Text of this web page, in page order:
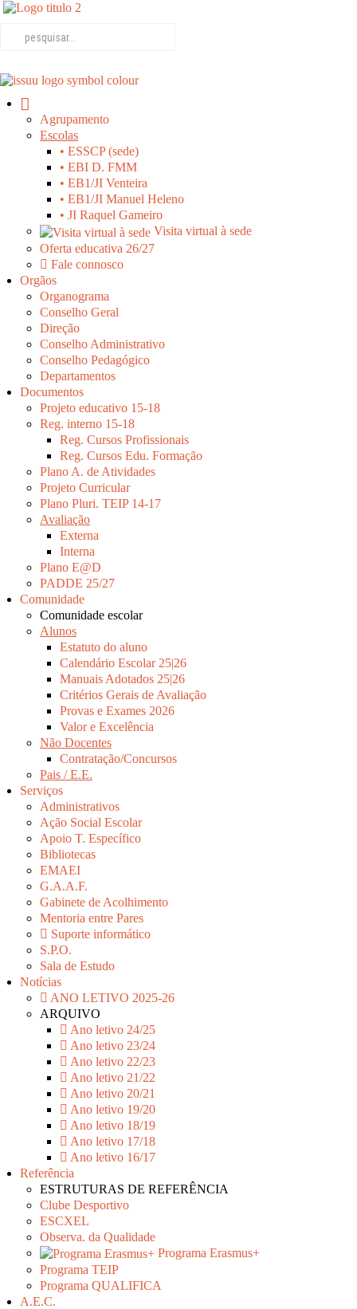
Agrupamento
Escolas
• ESSCP (sede)
• EBI D. FMM
• EB1/JI Venteira
• EB1/JI Manuel Heleno
• JI Raquel Gameiro
Visita virtual à sede
Oferta educativa 26/27
Fale connosco
Orgãos
Organograma
Conselho Geral
Direção
Conselho Administrativo
Conselho Pedagógico
Departamentos
Documentos
Projeto educativo 15-18
Reg. interno 15-18
Reg. Cursos Profissionais
Reg. Cursos Edu. Formação
Plano A. de Atividades
Projeto Curricular
Plano Pluri. TEIP 14-17
Avaliação
Externa
Interna
Plano E@D
PADDE 25/27
Comunidade
Comunidade escolar
Alunos
Estatuto do aluno
Calendário Escolar 25|26
Manuais Adotados 25|26
Critérios Gerais de Avaliação
Provas e Exames 2026
Valor e Excelência
Não Docentes
Contratação/Concursos
Pais / E.E.
Serviços
Administrativos
Ação Social Escolar
Apoio T. Específico
Bibliotecas
EMAEI
G.A.A.F.
Gabinete de Acolhimento
Mentoria entre Pares
Suporte informático
S.P.O.
Sala de Estudo
Notícias
ANO LETIVO 2025-26
ARQUIVO
Ano letivo 24/25
Ano letivo 23/24
Ano letivo 22/23
Ano letivo 21/22
Ano letivo 20/21
Ano letivo 19/20
Ano letivo 18/19
Ano letivo 17/18
Ano letivo 16/17
Referência
ESTRUTURAS DE REFERÊNCIA
Clube Desportivo
ESCXEL
Observa. da Qualidade
Programa Erasmus+
Programa TEIP
Programa QUALIFICA
A.E.C.